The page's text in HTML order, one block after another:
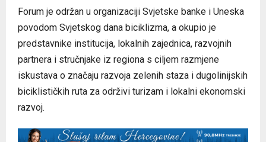
Forum je održan u organizaciji Svjetske banke i Uneska
povodom Svjetskog dana biciklizma, a okupio je
predstavnike institucija, lokalnih zajednica, razvojnih
partnera i stručnjake iz regiona s ciljem razmjene
iskustava o značaju razvoja zelenih staza i dugolinijskih
biciklističkih ruta za održivi turizam i lokalni ekonomski
razvoj.